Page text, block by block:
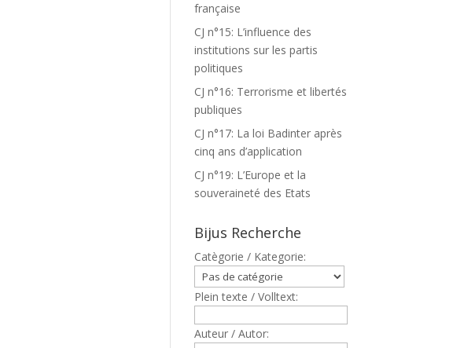
française
CJ n°15: L’influence des
institutions sur les partis
politiques
CJ n°16: Terrorisme et libertés
publiques
CJ n°17: La loi Badinter après
cinq ans d’application
CJ n°19: L’Europe et la
souveraineté des Etats
Bijus Recherche
Catègorie / Kategorie:
Plein texte / Volltext:
Auteur / Autor: